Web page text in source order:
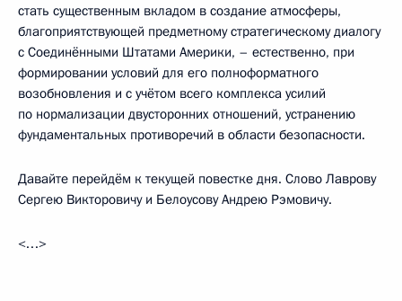
стать существенным вкладом в создание атмосферы,
благоприятствующей предметному стратегическому диалогу
с Соединёнными Штатами Америки, – естественно, при
формировании условий для его полноформатного
возобновления и с учётом всего комплекса усилий
по нормализации двусторонних отношений, устранению
фундаментальных противоречий в области безопасности.
Давайте перейдём к текущей повестке дня. Слово Лаврову
Сергею Викторовичу и Белоусову Андрею Рэмовичу.
<…>